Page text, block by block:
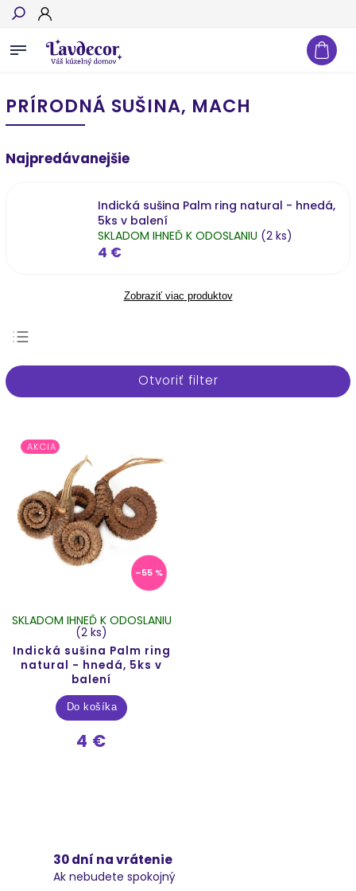
Hľadať
PRÍRODNÁ SUŠINA, MACH
Najpredávanejšie
Indická sušina Palm ring natural - hnedá,
5ks v balení
SKLADOM IHNEĎ K ODOSLANIU (2 ks)
4 €
Zobraziť viac produktov
Najpredávanejšie
Abecedne
Otvoriť filter
AKCIA
–55 %
Indická sušina Palm ring
natural - hnedá, 5ks v
balení
SKLADOM IHNEĎ K ODOSLANIU
(2 ks)
4 €
Do košíka
30 dní na vrátenie
Ak nebudete spokojný